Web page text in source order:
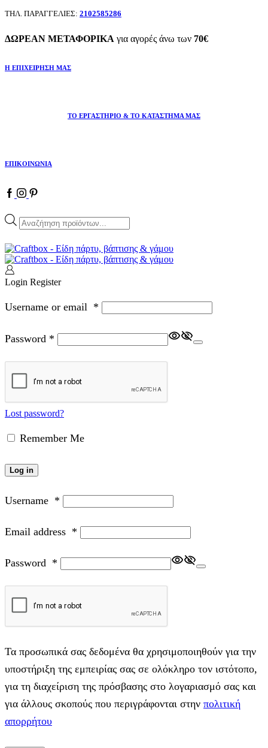
ΤΗΛ. ΠΑΡΑΓΓΕΛΙΕΣ: 2102585286
ΔΩΡΕΑΝ ΜΕΤΑΦΟΡΙΚΑ για αγορές άνω των 70€
Η ΕΠΙΧΕΙΡΗΣΗ ΜΑΣ
ΤΟ ΕΡΓΑΣΤΗΡΙΟ & ΤΟ ΚΑΤΑΣΤΗΜΑ ΜΑΣ
ΕΠΙΚΟΙΝΩΝΙΑ
Facebook
Instagram
Pinterest
Products
search
Login Register
Username or email *
Password *
Lost password?
Remember Me
Log in
Username *
Email address *
Password *
Τα προσωπικά σας δεδομένα θα χρησιμοποιηθούν για την
υποστήριξη της εμπειρίας σας σε ολόκληρο τον ιστότοπο,
για τη διαχείριση της πρόσβασης στο λογαριασμό σας και
για άλλους σκοπούς που περιγράφονται στην πολιτική
απορρήτου